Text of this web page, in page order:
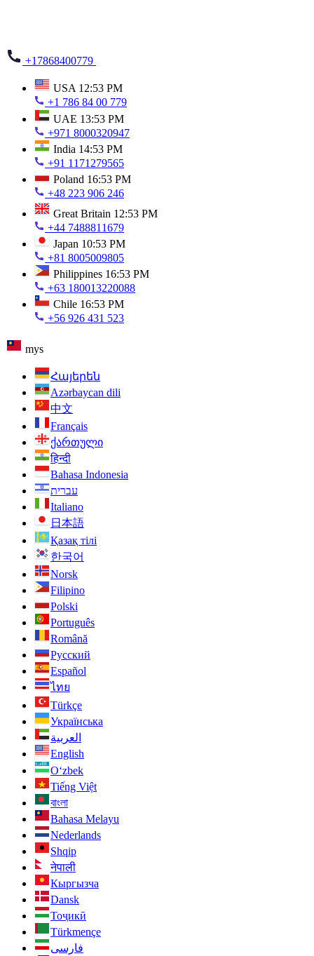
+17868400779
USA 12:53 PM
+1 786 84 00 779
UAE 13:53 PM
+971 8000320947
India 14:53 PM
+91 1171279565
Poland 16:53 PM
+48 223 906 246
Great Britain 12:53 PM
+44 7488811679
Japan 10:53 PM
+81 8005009805
Philippines 16:53 PM
+63 180013220088
Chile 16:53 PM
+56 926 431 523
mys
Հայերեն
Azərbaycan dili
中文
Français
ქართული
हिन्दी
Bahasa Indonesia
עברית
Italiano
日本語
Қазақ тілі
한국어
Norsk
Filipino
Polski
Português
Română
Русский
Español
ไทย
Türkçe
Українська
العربية
English
O‘zbek
Tiếng Việt
বাংলা
Bahasa Melayu
Nederlands
Shqip
नेपाली
Кыргызча
Dansk
Тоҷикӣ
Türkmençe
فارسی